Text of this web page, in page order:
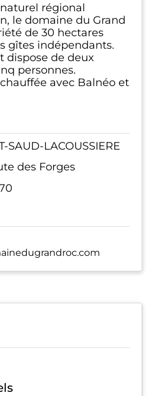
régional
le domaine du Grand
de 30 hectares
gîtes indépendants.
dispose de deux
personnes.
avec Balnéo et
SAUD-LACOUSSIERE
des Forges